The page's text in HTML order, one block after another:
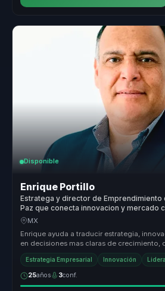
Disponible
Enrique Portillo
Estratega y director de Emprendimiento
Paz que conecta innovacion y mercado
lideres.
MX
Enrique ayuda a traducir estrategia,
en decisiones mas claras de crecimiento,
para ...
Estrategia Empresarial Innovación
25años 3conf.